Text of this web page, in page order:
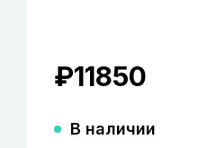
₽11850
В наличии